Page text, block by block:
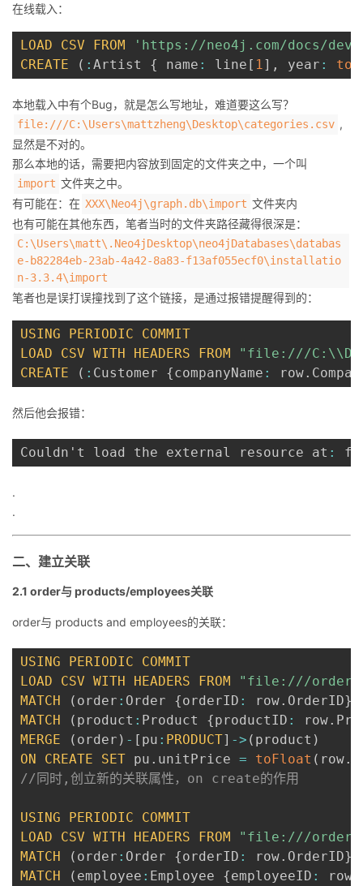
在线载入：
LOAD CSV FROM
'https://neo4j.com/docs/
CREATE
( : Artist { name : line [ 1] , year :
本地载入中有个Bug，就是怎么写地址，难道要这么写？
file:///C:\Users\mattzheng\Desktop\categories.csv ,
显然是不对的。
那么本地的话，需要把内容放到固定的文件夹之中，一个叫
import 文件夹之中。
有可能在：在 XXX\Neo4j\graph.db\import 文件夹内
也有可能在其他东西，笔者当时的文件夹路径藏得很深是：
C:\Users\matt\.Neo4jDesktop\neo4jDatabases\databas
e-b82284eb-23ab-4a42-8a83-f13af055ecf0\installatio
n-3.3.4\import
笔者也是误打误撞找到了这个链接，是通过报错提醒得到的：
USING PERIODIC
COMMIT
LOAD
CSV WITH HEADERS FROM
"file:///
CREATE
( : Customer {companyName : row.
然后他会报错：
Couldn't load the external resource at :
.
.
二、建立关联
2.1 order与 products/employees关联
order与 products and employees的关联：
USING PERIODIC
COMMIT
LOAD
CSV WITH HEADERS FROM
"file:///
MATCH
( order : Order {orderID : row. OrderID}
MATCH
( product : Product {productID : row.
MERGE
( order ) - [ pu : PRODUCT] -> ( product )
ON
CREATE SET pu . unitPrice = toFloat ( row.
//同时,创立新的关联属性，on create的作用
USING PERIODIC
COMMIT
LOAD
CSV WITH HEADERS FROM
"file:///
MATCH
( order : Order {orderID : row. OrderID}
MATCH
( employee : Employee {employeeID : row